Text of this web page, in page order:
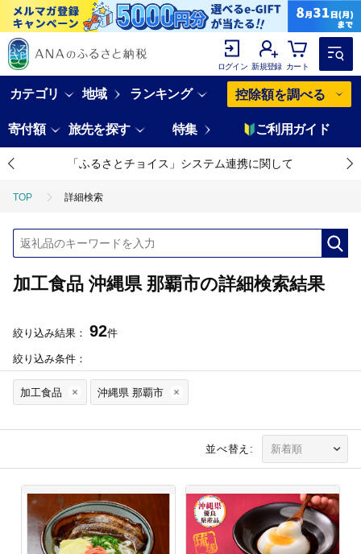
ログイン 新規登録 カート
カテゴリ 地域 ランキング 控除額を調べる
寄付額 旅先を探す 特集 ご利用ガイド
「ふるさとチョイス」システム連携に関して
TOP 詳細検索
加工食品 沖縄県 那覇市の詳細検索結果
絞り込み結果： 92件
絞り込み条件：
加工食品 沖縄県 那覇市
並べ替え: